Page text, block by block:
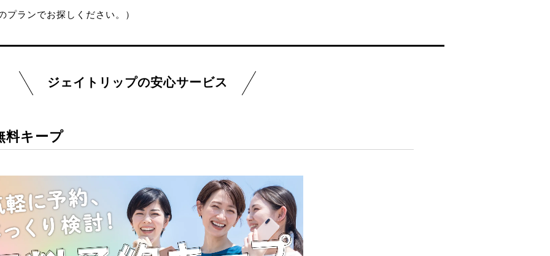
ランでお探しください。）
ジェイトリップの安心サービス
料キープ